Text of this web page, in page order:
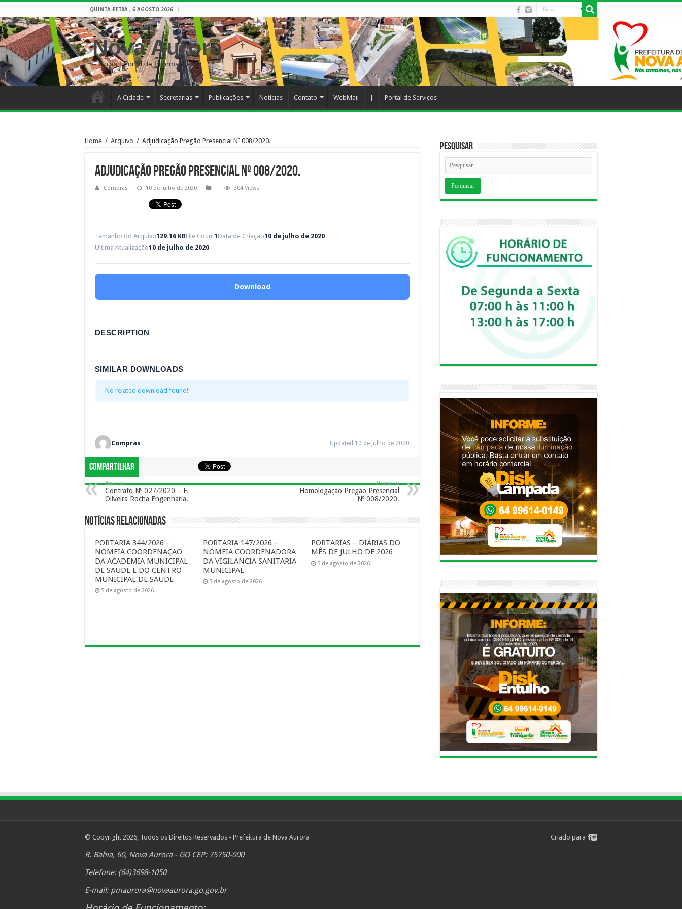
QUINTA-FEIRA , 6 AGOSTO 2026
Nova Aurora
– Goiás | Portal de Informações
A Cidade Secretarias Publicações Notícias Contato WebMail Portal de Serviços
Home / Arquivo / Adjudicação Pregão Presencial Nº 008/2020.
Adjudicação Pregão Presencial Nº 008/2020.
Compras 10 de julho de 2020 304 Views
Tamanho do Arquivo129.16 KBFile Count1 Data de Criação10 de julho de 2020
Ultima Atualização10 de julho de 2020
Download
DESCRIPTION
SIMILAR DOWNLOADS
No related download found!
Compras Updated 10 de julho de 2020
Compartilhar
Anterior
Contrato Nº 027/2020 – F.
Oliveira Rocha Engenharia.
Próximo
Homologação Pregão Presencial
Nº 008/2020.
Notícias Relacionadas
PORTARIA 344/2026 –
NOMEIA COORDENAÇAO
DA ACADEMIA MUNICIPAL
DE SAUDE E DO CENTRO
MUNICIPAL DE SAUDE
5 de agosto de 2026
PORTARIA 147/2026 –
NOMEIA COORDENADORA
DA VIGILANCIA SANITARIA
MUNICIPAL
5 de agosto de 2026
PORTARIAS – DIÁRIAS DO
MÊS DE JULHO DE 2026
5 de agosto de 2026
Pesquisar
Criado para
© Copyright 2026, Todos os Direitos Reservados - Prefeitura de Nova Aurora
R. Bahia, 60, Nova Aurora - GO CEP: 75750-000
Telefone: (64)3698-1050
E-mail: pmaurora@novaaurora.go.gov.br